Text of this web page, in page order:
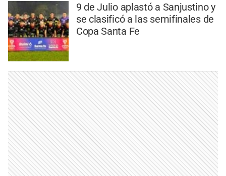
9 de Julio aplastó a Sanjustino y
se clasificó a las semifinales de
Copa Santa Fe